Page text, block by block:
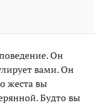
Он
вами. Он
жеста вы
Будто вы